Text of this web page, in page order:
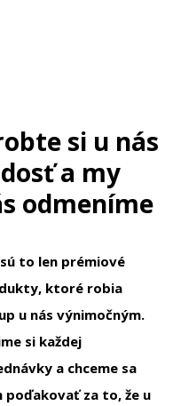
si u nás
a my
odmeníme
to len prémiové
ktoré robia
u nás výnimočným.
si každej
a chceme sa
poďakovať za to, že u